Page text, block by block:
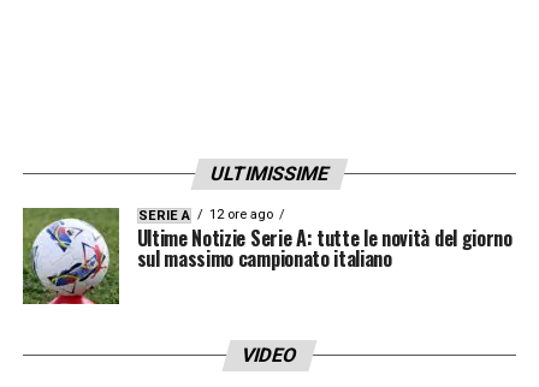
ULTIMISSIME
SERIE A 12 ore ago
Ultime Notizie Serie A: tutte le novità del giorno
sul massimo campionato italiano
VIDEO